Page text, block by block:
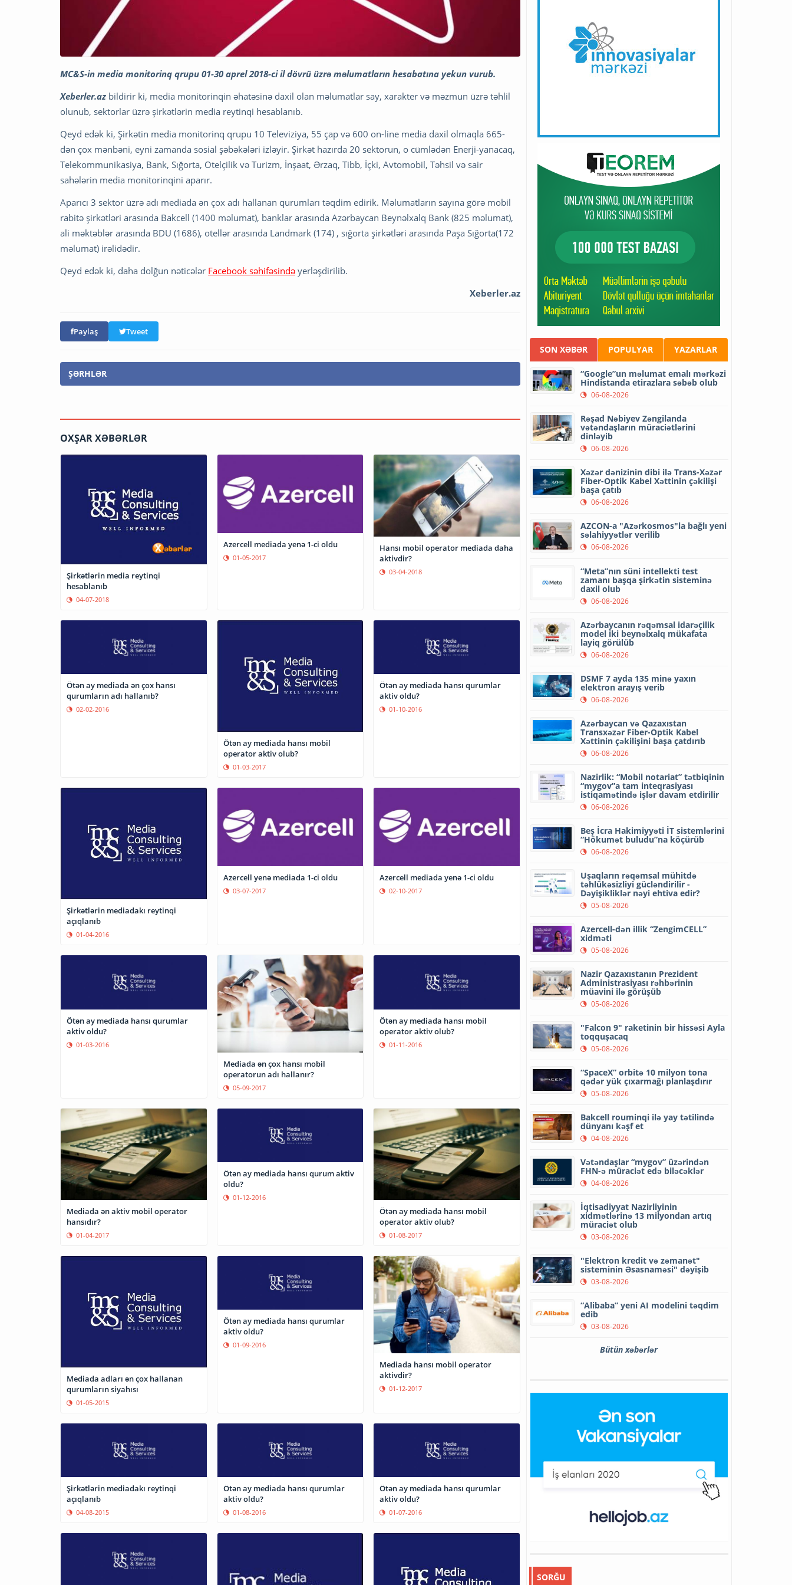
MC&S-in media monitorinq qrupu 01-30 aprel 2018-ci il dövrü üzrə məlumatların hesabatına yekun vurub.
Xeberler.az bildirir ki, media monitorinqin əhatəsinə daxil olan məlumatlar say, xarakter və məzmun üzrə təhlil
olunub, sektorlar üzrə şirkətlərin media reytinqi hesablanıb.
Qeyd edək ki, Şirkətin media monitorinq qrupu 10 Televiziya, 55 çap və 600 on-line media daxil olmaqla 665-
dən çox mənbəni, eyni zamanda sosial şəbəkələri izləyir. Şirkət hazırda 20 sektorun, o cümlədən Enerji-yanacaq,
Telekommunikasiya, Bank, Sığorta, Otelçilik və Turizm, İnşaat, Ərzaq, Tibb, İçki, Avtomobil, Təhsil və sair
sahələrin media monitorinqini aparır.
Aparıcı 3 sektor üzrə adı mediada ən çox adı hallanan qurumları təqdim edirik. Məlumatların sayına görə mobil
rabitə şirkətləri arasında Bakcell (1400 məlumat), banklar arasında Azərbaycan Beynəlxalq Bank (825 məlumat),
ali məktəblər arasında BDU (1686), otellər arasında Landmark (174) , sığorta şirkətləri arasında Paşa Sığorta(172
məlumat) irəlidədir.
Qeyd edək ki, daha dolğun nəticələr Facebook səhifəsində yerləşdirilib.
Xeberler.az
Paylaş Tweet
ŞƏRHLƏR
OXŞAR XƏBƏRLƏR
Şirkətlərin media reytinqi
hesablanıb
04-07-2018
Azercell mediada yenə 1-ci oldu
01-05-2017
Hansı mobil operator mediada daha
aktivdir?
03-04-2018
Ötən ay mediada ən çox hansı
qurumların adı hallanıb?
02-02-2016
Ötən ay mediada hansı mobil
operator aktiv olub?
01-03-2017
Ötən ay mediada hansı qurumlar
aktiv oldu?
01-10-2016
Şirkətlərin mediadakı reytinqi
açıqlanıb
01-04-2016
Azercell yenə mediada 1-ci oldu
03-07-2017
Azercell mediada yenə 1-ci oldu
02-10-2017
Ötən ay mediada hansı qurumlar
aktiv oldu?
01-03-2016
Mediada ən çox hansı mobil
operatorun adı hallanır?
05-09-2017
Ötən ay mediada hansı mobil
operator aktiv olub?
01-11-2016
Mediada ən aktiv mobil operator
hansıdır?
01-04-2017
Ötən ay mediada hansı qurum aktiv
oldu?
01-12-2016
Ötən ay mediada hansı mobil
operator aktiv olub?
01-08-2017
Mediada adları ən çox hallanan
qurumların siyahısı
01-05-2015
Ötən ay mediada hansı qurumlar
aktiv oldu?
01-09-2016
Mediada hansı mobil operator
aktivdir?
01-12-2017
Şirkətlərin mediadakı reytinqi
açıqlanıb
04-08-2015
Ötən ay mediada hansı qurumlar
aktiv oldu?
01-08-2016
Ötən ay mediada hansı qurumlar
aktiv oldu?
01-07-2016
SON XƏBƏR POPULYAR YAZARLAR
“Google”un məlumat emalı mərkəzi
Hindistanda etirazlara səbəb olub
06-08-2026
Rəşad Nəbiyev Zəngilanda
vətəndaşların müraciətlərini
dinləyib
06-08-2026
Xəzər dənizinin dibi ilə Trans-Xəzər
Fiber-Optik Kabel Xəttinin çəkilişi
başa çatıb
06-08-2026
AZCON-a "Azərkosmos"la bağlı yeni
səlahiyyətlər verilib
06-08-2026
“Meta”nın süni intellekti test
zamanı başqa şirkətin sisteminə
daxil olub
06-08-2026
Azərbaycanın rəqəmsal idarəçilik
model iki beynəlxalq mükafata
layiq görülüb
06-08-2026
DSMF 7 ayda 135 minə yaxın
elektron arayış verib
06-08-2026
Azərbaycan və Qazaxıstan
Transxəzər Fiber-Optik Kabel
Xəttinin çəkilişini başa çatdırıb
06-08-2026
Nazirlik: “Mobil notariat” tətbiqinin
“mygov”a tam inteqrasiyası
istiqamətində işlər davam etdirilir
06-08-2026
Beş İcra Hakimiyyəti İT sistemlərini
“Hökumət buludu”na köçürüb
06-08-2026
Uşaqların rəqəmsal mühitdə
təhlükəsizliyi gücləndirilir -
Dəyişikliklər nəyi ehtiva edir?
05-08-2026
Azercell-dən illik “ZengimCELL”
xidməti
05-08-2026
Nazir Qazaxıstanın Prezident
Administrasiyası rəhbərinin
müavini ilə görüşüb
05-08-2026
"Falcon 9" raketinin bir hissəsi Ayla
toqquşacaq
05-08-2026
“SpaceX” orbitə 10 milyon tona
qədər yük çıxarmağı planlaşdırır
05-08-2026
Bakcell rouminqi ilə yay tətilində
dünyanı kəşf et
04-08-2026
Vətəndaşlar “mygov” üzərindən
FHN-ə müraciət edə biləcəklər
04-08-2026
İqtisadiyyat Nazirliyinin
xidmətlərinə 13 milyondan artıq
müraciət olub
03-08-2026
"Elektron kredit və zəmanət"
sisteminin Əsasnaməsi" dəyişib
03-08-2026
“Alibaba” yeni AI modelini təqdim
edib
03-08-2026
Bütün xəbərlər
SORĞU